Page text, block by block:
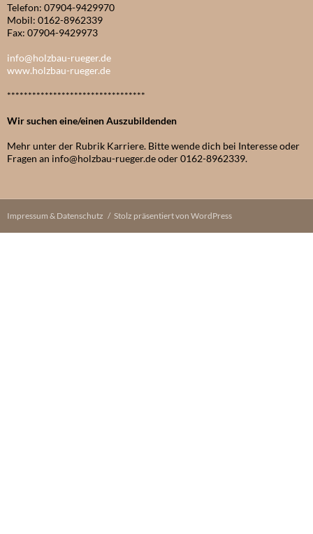
Telefon: 07904-9429970
Mobil: 0162-8962339
Fax: 07904-9429973
info@holzbau-rueger.de
www.holzbau-rueger.de
*********************************
Wir suchen eine/einen Auszubildenden
Mehr unter der Rubrik Karriere. Bitte wende dich bei Interesse oder
Fragen an info@holzbau-rueger.de oder 0162-8962339.
Impressum & Datenschutz Stolz präsentiert von WordPress